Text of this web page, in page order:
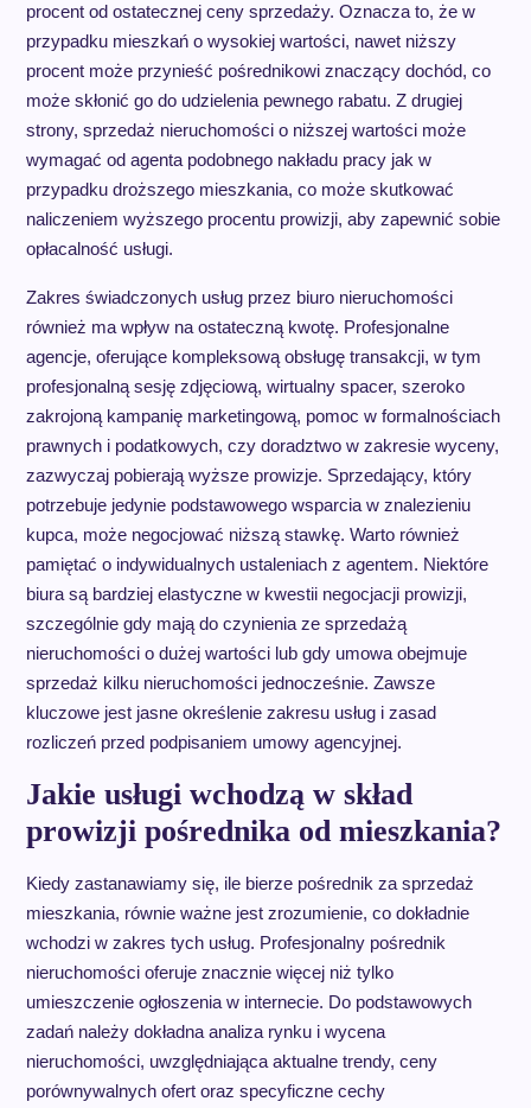
procent od ostatecznej ceny sprzedaży. Oznacza to, że w
przypadku mieszkań o wysokiej wartości, nawet niższy
procent może przynieść pośrednikowi znaczący dochód, co
może skłonić go do udzielenia pewnego rabatu. Z drugiej
strony, sprzedaż nieruchomości o niższej wartości może
wymagać od agenta podobnego nakładu pracy jak w
przypadku droższego mieszkania, co może skutkować
naliczeniem wyższego procentu prowizji, aby zapewnić sobie
opłacalność usługi.
Zakres świadczonych usług przez biuro nieruchomości
również ma wpływ na ostateczną kwotę. Profesjonalne
agencje, oferujące kompleksową obsługę transakcji, w tym
profesjonalną sesję zdjęciową, wirtualny spacer, szeroko
zakrojoną kampanię marketingową, pomoc w formalnościach
prawnych i podatkowych, czy doradztwo w zakresie wyceny,
zazwyczaj pobierają wyższe prowizje. Sprzedający, który
potrzebuje jedynie podstawowego wsparcia w znalezieniu
kupca, może negocjować niższą stawkę. Warto również
pamiętać o indywidualnych ustaleniach z agentem. Niektóre
biura są bardziej elastyczne w kwestii negocjacji prowizji,
szczególnie gdy mają do czynienia ze sprzedażą
nieruchomości o dużej wartości lub gdy umowa obejmuje
sprzedaż kilku nieruchomości jednocześnie. Zawsze
kluczowe jest jasne określenie zakresu usług i zasad
rozliczeń przed podpisaniem umowy agencyjnej.
Jakie usługi wchodzą w skład
prowizji pośrednika od mieszkania?
Kiedy zastanawiamy się, ile bierze pośrednik za sprzedaż
mieszkania, równie ważne jest zrozumienie, co dokładnie
wchodzi w zakres tych usług. Profesjonalny pośrednik
nieruchomości oferuje znacznie więcej niż tylko
umieszczenie ogłoszenia w internecie. Do podstawowych
zadań należy dokładna analiza rynku i wycena
nieruchomości, uwzględniająca aktualne trendy, ceny
porównywalnych ofert oraz specyficzne cechy